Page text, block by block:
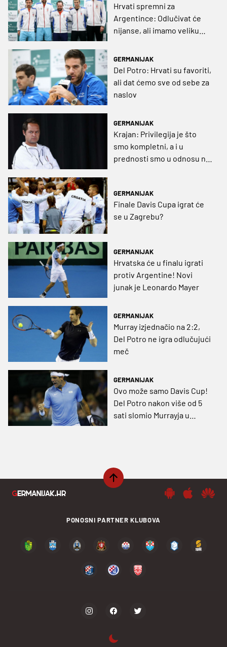
Hrvati spremni za
Argentince: Odlučivat će
nijanse, ali imamo veliku
GERMANIJAK
Del Potro: Hrvati su favoriti,
ali dat ćemo sve od sebe za
naslov
GERMANIJAK
Krajan: Privilegija je što
smo kompletni, a i u
prednosti smo u odnosu na
GERMANIJAK
Finale Davis Cupa igrat će
se u Zagrebu?
GERMANIJAK
Hrvatska će u finalu igrati
protiv Argentine! Novi
junak je Leonardo Mayer
GERMANIJAK
Murray izjednačio na 2:2,
Del Potro ne igra odlučujući
meč
GERMANIJAK
Ovo može samo Davis Cup!
Del Potro nakon više od 5
sati slomio Murrayja u
PONOSNI PARTNER KLUBOVA